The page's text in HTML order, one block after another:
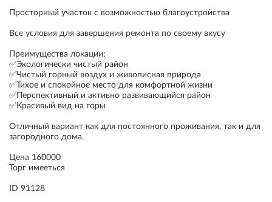
Просторный участок с возможностью благоустройства
Все условия для завершения ремонта по своему вкусу
Преимущества локации:
✅Экологически чистый район
✅Чистый горный воздух и живописная природа
✅Тихое и спокойное место для комфортной жизни
✅Перспективный и активно развивающийся район
✅Красивый вид на горы
Отличный вариант как для постоянного проживания, так и для
загородного дома.
Цена 160000
Торг имееться
ID 91128